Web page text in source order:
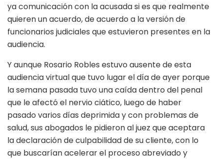
ya comunicación con la acusada si es que realmente
quieren un acuerdo, de acuerdo a la versión de
funcionarios judiciales que estuvieron presentes en la
audiencia.
Y aunque Rosario Robles estuvo ausente de esta
audiencia virtual que tuvo lugar el día de ayer porque
la semana pasada tuvo una caída dentro del penal
que le afectó el nervio ciático, luego de haber
pasado varios días deprimida y con problemas de
salud, sus abogados le pidieron al juez que aceptara
la declaración de culpabilidad de su cliente, con lo
que buscarían acelerar el proceso abreviado y